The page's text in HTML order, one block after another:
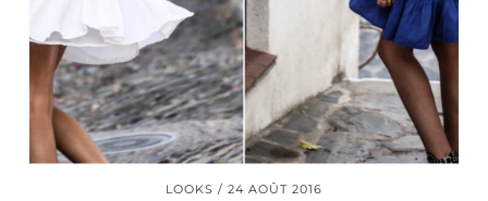
LOOKS 24 AOÛT 2016